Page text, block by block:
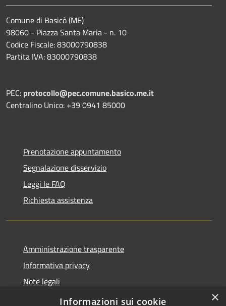
Comune di Basicò (ME)
98060 - Piazza Santa Maria - n. 10
Codice Fiscale: 83000790838
Partita IVA: 83000790838
PEC: protocollo@pec.comune.basico.me.it
Centralino Unico: +39 0941 85000
Prenotazione appuntamento
Segnalazione disservizio
Leggi le FAQ
Richiesta assistenza
Amministrazione trasparente
Informativa privacy
Note legali
Dichiarazione di accessibilità
×
Informazioni sui cookie